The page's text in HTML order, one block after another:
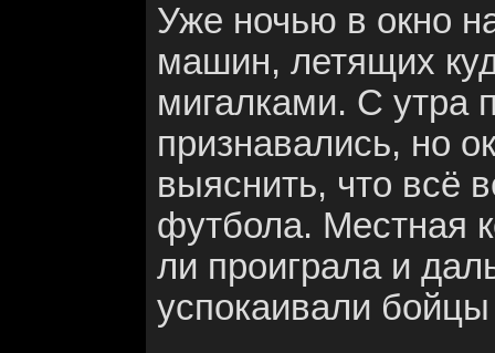
Уже ночью в окно
машин, летящих
мигалками. С утра
признавались, но
выяснить, что всё
футбола. Местная
ли проиграла и
успокаивали